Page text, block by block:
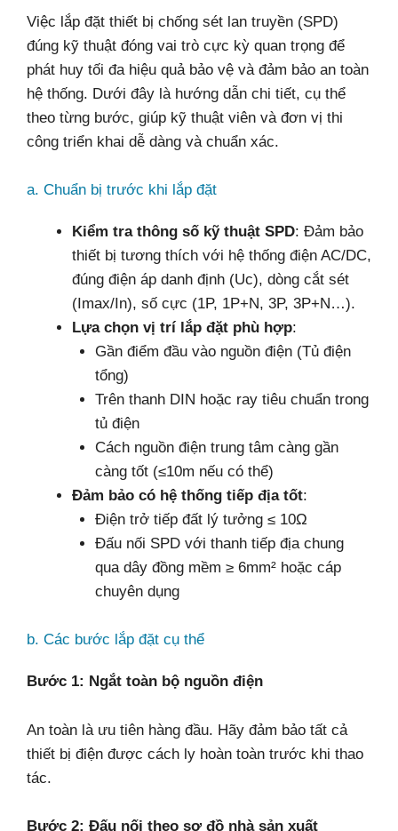
Việc lắp đặt thiết bị chống sét lan truyền (SPD)
đúng kỹ thuật đóng vai trò cực kỳ quan trọng để
phát huy tối đa hiệu quả bảo vệ và đảm bảo an toàn
hệ thống. Dưới đây là hướng dẫn chi tiết, cụ thể
theo từng bước, giúp kỹ thuật viên và đơn vị thi
công triển khai dễ dàng và chuẩn xác.
a. Chuẩn bị trước khi lắp đặt
Kiểm tra thông số kỹ thuật SPD: Đảm bảo
thiết bị tương thích với hệ thống điện AC/DC,
đúng điện áp danh định (Uc), dòng cắt sét
(Imax/In), số cực (1P, 1P+N, 3P, 3P+N…).
Lựa chọn vị trí lắp đặt phù hợp:
Gần điểm đầu vào nguồn điện (Tủ điện
tổng)
Trên thanh DIN hoặc ray tiêu chuẩn trong
tủ điện
Cách nguồn điện trung tâm càng gần
càng tốt (≤10m nếu có thể)
Đảm bảo có hệ thống tiếp địa tốt:
Điện trở tiếp đất lý tưởng ≤ 10Ω
Đấu nối SPD với thanh tiếp địa chung
qua dây đồng mềm ≥ 6mm² hoặc cáp
chuyên dụng
b. Các bước lắp đặt cụ thể
Bước 1: Ngắt toàn bộ nguồn điện
An toàn là ưu tiên hàng đầu. Hãy đảm bảo tất cả
thiết bị điện được cách ly hoàn toàn trước khi thao
tác.
Bước 2: Đấu nối theo sơ đồ nhà sản xuất